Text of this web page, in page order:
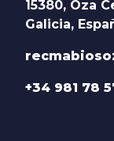
15380, Oza
Galicia,
+34 981 78